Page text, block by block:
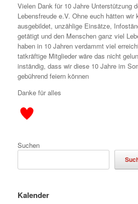
Vielen Dank für 10 Jahre Unterstützung
Lebensfreude e.V. Ohne euch hätten wir
ausgebildet, unzählige Einsätze,
getätigt und den Menschen ganz viel
haben in 10 Jahren verdammt viel
tatkräftige Mitglieder wäre das nicht
inständig, dass wir diese 10 Jahre im
gebührend feiern können
Danke für alles
Suchen
Kalender